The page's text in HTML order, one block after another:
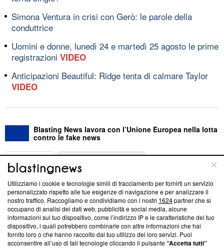
Simona Ventura in crisi con Gerò: le parole della
conduttrice
Uomini e donne, lunedì 24 e martedì 25 agosto le prime
registrazioni VIDEO
Anticipazioni Beautiful: Ridge tenta di calmare Taylor
VIDEO
Blasting News lavora con l’Unione Europea nella lotta
contro le fake news
ABOUT
Questa sezione offre informazioni trasparenti su Blasting
News, sui nostri processi editoriali e su come ci impegniamo a
creare news di qualità. Inoltre, afferma la nostra aderenza a
‘Trust Project - News with Integrity’Blasting News non è
ancora membro del programma, ma ha richiesto di farne
parte; Trust Project non ha ancora effettuato una verifica di
Utilizziamo i cookie e tecnologie simili di tracciamento per fornirti un servizio
personalizzato rispetto alle tue esigenze di navigazione e per analizzare il
nostro traffico. Raccogliamo e condividiamo con i nostri 1624partner che si
occupano di analisi dei dati web, pubblicità e social media, alcune
informazioni sul tuo dispositivo, come l’indirizzo IP e le caratteristiche del tuo
dispositivo, i quali potrebbero combinarle con altre informazioni che hai
fornito loro o che hanno raccolto dal tuo utilizzo dei loro servizi. Puoi
acconsentire all’uso di tali tecnologie cliccando il pulsante“Accetta tutti”